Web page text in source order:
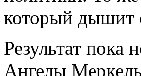
который дышит
Результат пока
Ангелы